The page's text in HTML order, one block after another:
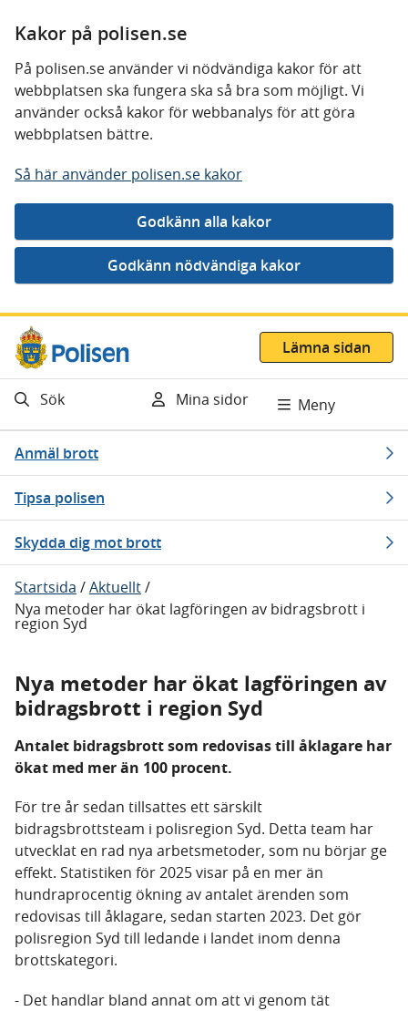
Kakor på polisen.se
På polisen.se använder vi nödvändiga kakor för att
webbplatsen ska fungera ska så bra som möjligt. Vi
använder också kakor för webbanalys för att göra
webbplatsen bättre.
Så här använder polisen.se kakor
Gå direkt till innehåll
Lämna sidan
Sök Mina sidor Meny
Anmäl brott
Tipsa polisen
Skydda dig mot brott
Startsida /Aktuellt/
Nya metoder har ökat lagföringen av bidragsbrott i
region Syd
Nya metoder har ökat lagföringen av
bidragsbrott i region Syd
Antalet bidragsbrott som redovisas till åklagare har
ökat med mer än 100 procent.
För tre år sedan tillsattes ett särskilt
bidragsbrottsteam i polisregion Syd. Detta team har
utvecklat en rad nya arbetsmetoder, som nu börjar ge
effekt. Statistiken för 2025 visar på en mer än
hundraprocentig ökning av antalet ärenden som
redovisas till åklagare, sedan starten 2023. Det gör
polisregion Syd till ledande i landet inom denna
brottskategori.
- Det handlar bland annat om att vi genom tät